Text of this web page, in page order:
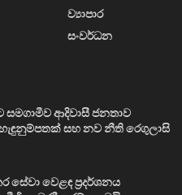
ව්‍යාපාර
සංවර්ධන
සමගාමීව ආදිවාසී ජනතාව
සහ නව නීති රෙගුලාසි
සේවා වෙළඳ ප්‍රදර්ශනය